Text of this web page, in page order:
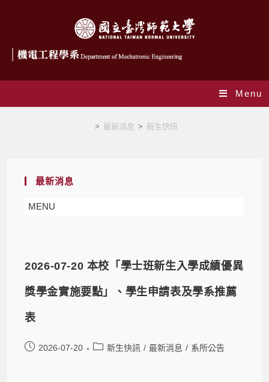
Menu
> 最新消息 > 新生快訊
最新消息
MENU
2026-07-20 本校「學士班新生入學成績優異
獎學金實施要點」、學生申請表及學系推薦
表
2026-07-20 新生快訊 / 最新消息 / 系所公告